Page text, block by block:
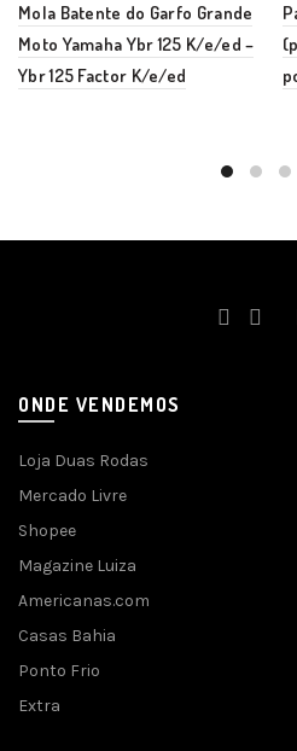
Mola Batente do Garfo Grande
Moto Yamaha Ybr 125 K/e/ed –
Ybr 125 Factor K/e/ed
ONDE VENDEMOS
Loja Duas Rodas
Mercado Livre
Shopee
Magazine Luiza
Americanas.com
Casas Bahia
Ponto Frio
Extra